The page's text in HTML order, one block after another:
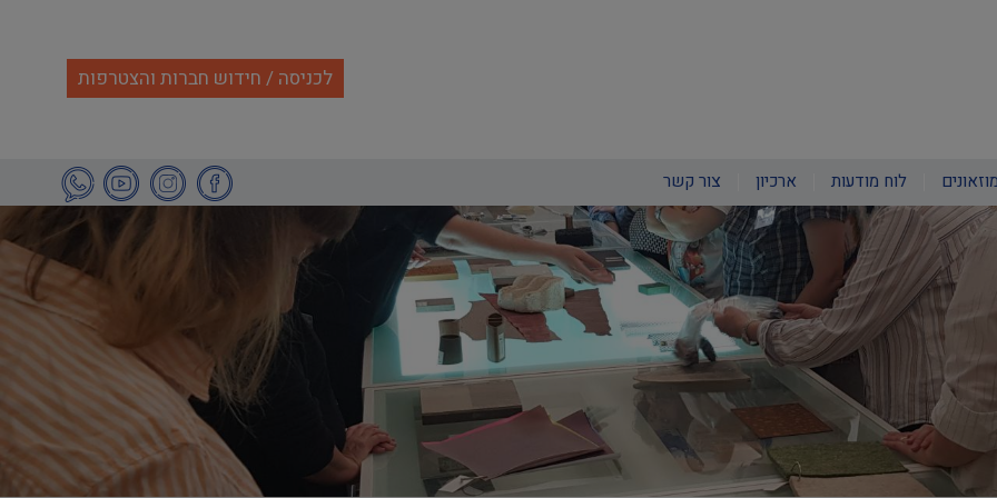
לכניסה / חידוש חברות והצטרפות
לוח מודעות ארכיון צור קשר